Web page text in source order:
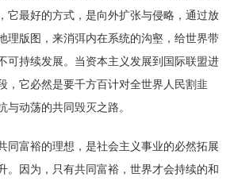
它最好的方式，是向外扩张与侵略，通过放
理版图，来消弭内在系统的沟壑，给世界带
可持续发展。当资本主义发展到国际联盟进
，它必然是要千方百计对全世界人民割韭
与动荡的共同毁灭之路。
同富裕的理想，是社会主义事业的必然拓展
。因为，只有共同富裕，世界才会持续的和